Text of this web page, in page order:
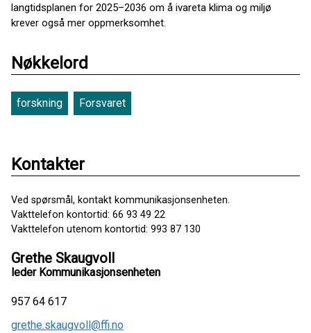
langtidsplanen for 2025–2036 om å ivareta klima og miljø
krever også mer oppmerksomhet.
Nøkkelord
forskning Forsvaret
Kontakter
Ved spørsmål, kontakt kommunikasjonsenheten.
Vakttelefon kontortid: 66 93 49 22
Vakttelefon utenom kontortid: 993 87 130
Grethe Skaugvoll
leder Kommunikasjonsenheten
957 64 617
grethe.skaugvoll@ffi.no